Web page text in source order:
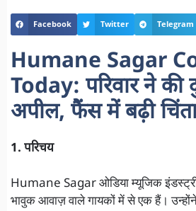
Facebook Twitter Telegram
Humane Sagar
Today: परिवार ने
अपील, फैंस में बढ़ी
1. परिचय
Humane Sagar ओडिया म्यूजिक
भावुक आवाज़ वाले गायकों में से एक हैं।